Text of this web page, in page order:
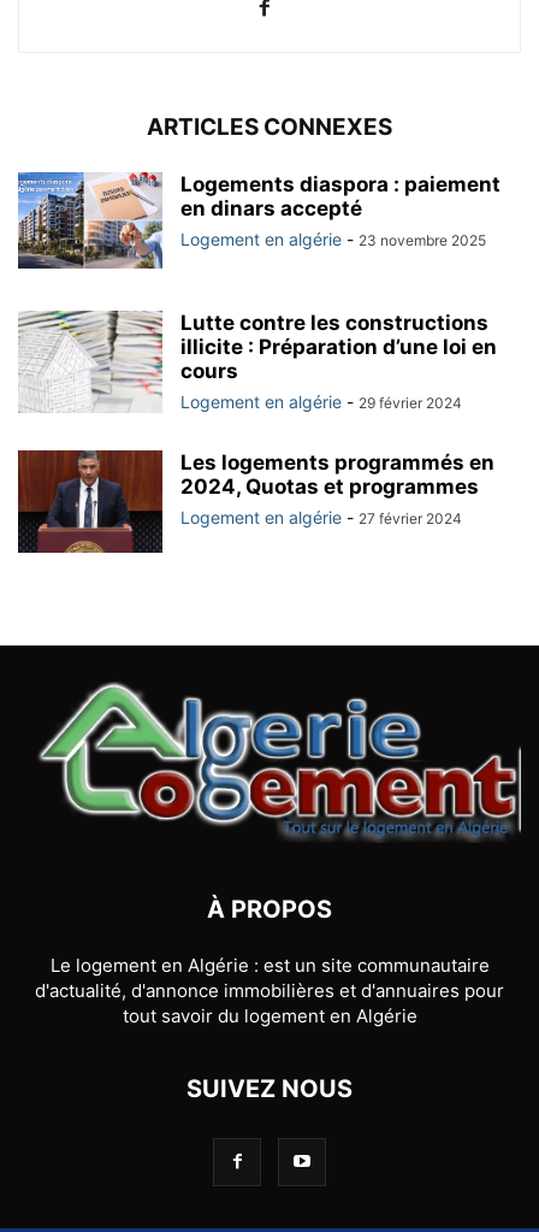
ARTICLES CONNEXES
Logements diaspora : paiement
en dinars accepté
Logement en algérie - 23 novembre 2025
Lutte contre les constructions
illicite : Préparation d’une loi en
cours
Logement en algérie - 29 février 2024
Les logements programmés en
2024, Quotas et programmes
Logement en algérie - 27 février 2024
À PROPOS
Le logement en Algérie : est un site communautaire
d'actualité, d'annonce immobilières et d'annuaires pour
tout savoir du logement en Algérie
SUIVEZ NOUS